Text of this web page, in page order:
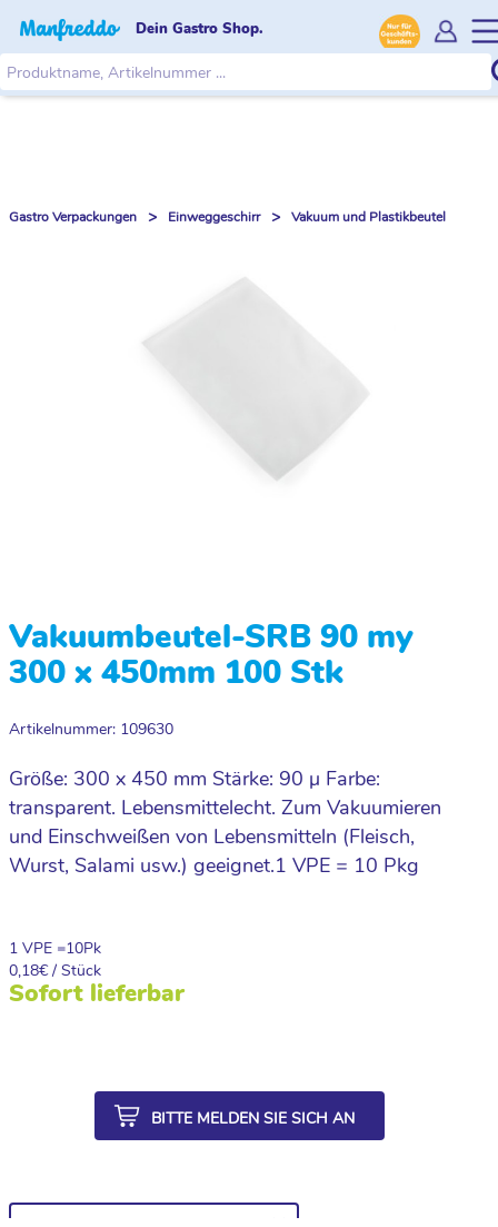
Dein Gastro Shop.
Gastro Verpackungen > Einweggeschirr > Vakuum und Plastikbeutel
Vakuumbeutel-SRB 90 my
300 x 450mm 100 Stk
Artikelnummer: 109630
Größe: 300 x 450 mm Stärke: 90 µ Farbe:
transparent. Lebensmittelecht. Zum Vakuumieren
und Einschweißen von Lebensmitteln (Fleisch,
Wurst, Salami usw.) geeignet.1 VPE = 10 Pkg
1 VPE =10Pk
0,18€ / Stück
Sofort lieferbar
BITTE MELDEN SIE SICH AN